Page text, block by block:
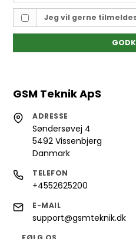
Jeg vil gerne
GSM Teknik ApS
ADRESSE
Søndersøvej 4
5492 Vissenbjerg
Danmark
TELEFON
+4552625200
E-MAIL
support@gsmteknik.dk